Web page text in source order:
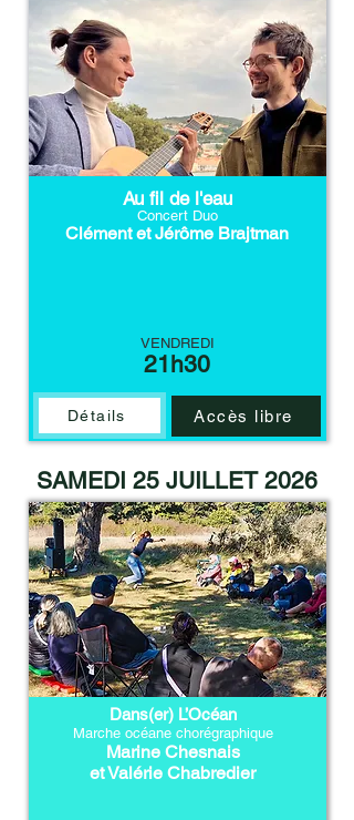
Au fil de l'eau
Concert Duo
Clément et Jérôme Brajtman
VENDREDI
21h30
Détails Accès libre
SAMEDI 25 JUILLET 2026
Dans(er) L’Océan
Marche océane chorégraphique
Marine Chesnais
et Valérie Chabredier